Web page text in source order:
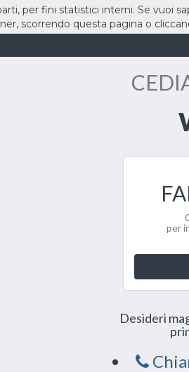
per
Desideri
per fini statistici interni. Se vuoi
scorrendo questa pagina o